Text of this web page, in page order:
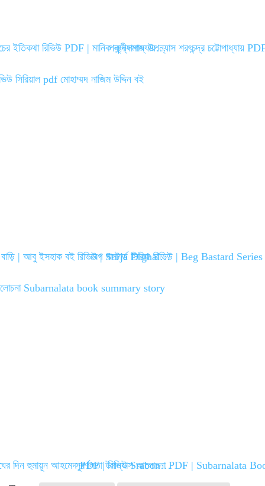
ইতিকথা রিভিউ PDF | মানিক বন্দ্যোপাধ্যায়…পল্লীসমাজ উপন্যাস শরৎচন্দ্র চট্টোপাধ্যায়
বাড়ি | আবু ইসহাক বই রিভিউ | Surja Dighal…
বেগ বাস্টার্ড সিরিজ রিভিউ | Beg Bastard
দিন হুমায়ূন আহমেদ PDF | রিভিউ Srabon…
সুবর্ণলতা উপন্যাস আলোচনা PDF | Subarnalata